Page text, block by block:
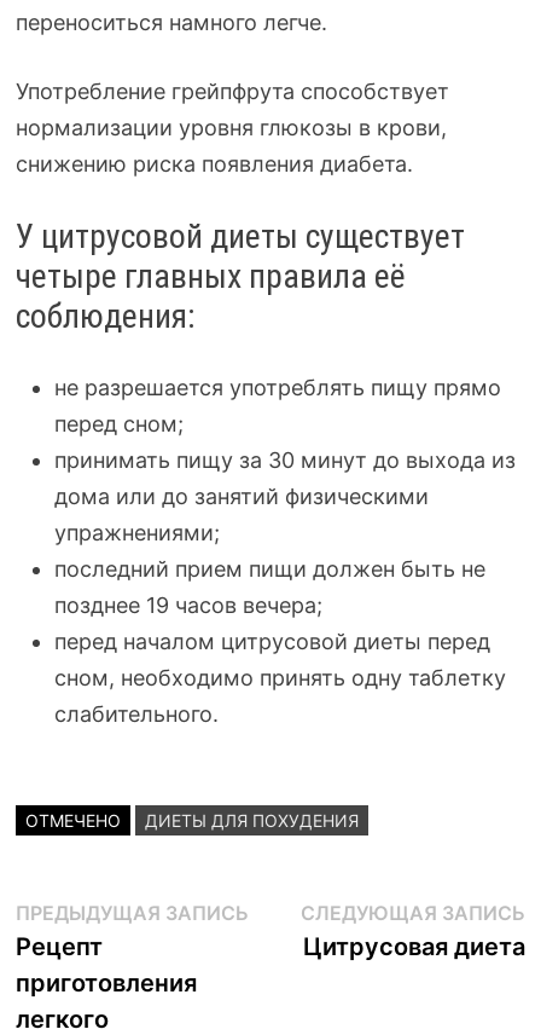
переноситься намного легче.
Употребление грейпфрута способствует
нормализации уровня глюкозы в крови,
снижению риска появления диабета.
У цитрусовой диеты существует
четыре главных правила её
соблюдения:
не разрешается употреблять пищу прямо
перед сном;
принимать пищу за 30 минут до выхода из
дома или до занятий физическими
упражнениями;
последний прием пищи должен быть не
позднее 19 часов вечера;
перед началом цитрусовой диеты перед
сном, необходимо принять одну таблетку
слабительного.
ОТМЕЧЕНО ДИЕТЫ ДЛЯ ПОХУДЕНИЯ
Навигация
по
записям
ПРЕДЫДУЩАЯ ЗАПИСЬПредыдущая
запись:
Рецепт
приготовления
легкого
СЛЕДУЮЩАЯ ЗАПИСЬ
Цитрусовая диета